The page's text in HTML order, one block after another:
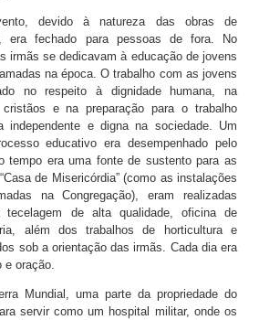
devido à natureza das obras de
era fechado para pessoas de fora. No
irmãs se dedicavam à educação de jovens
na época. O trabalho com as jovens
no respeito à dignidade humana, na
e na preparação para o trabalho
independente e digna na sociedade. Um
educativo era desempenhado pelo
tempo era uma fonte de sustento para as
de Misericórdia” (como as instalações
na Congregação), eram realizadas
de alta qualidade, oficina de
além dos trabalhos de horticultura e
sob a orientação das irmãs. Cada dia era
oração.
Mundial, uma parte da propriedade do
servir como um hospital militar, onde os